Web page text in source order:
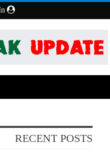
RECENT POSTS